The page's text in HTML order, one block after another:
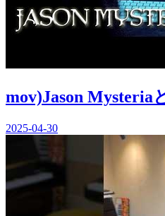
mov)Jason Mysteria
2025-04-30